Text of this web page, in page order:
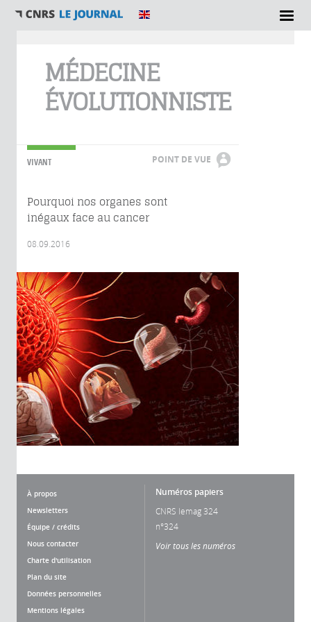
MÉDECINE
ÉVOLUTIONNISTE
VIVANT POINT DE VUE
Pourquoi nos organes sont
inégaux face au cancer
08.09.2016
À propos
Newsletters
Équipe / crédits
Nous contacter
Charte d'utilisation
Plan du site
Données personnelles
Mentions légales
Numéros papiers
CNRS lemag 324
n°324
Voir tous les numéros